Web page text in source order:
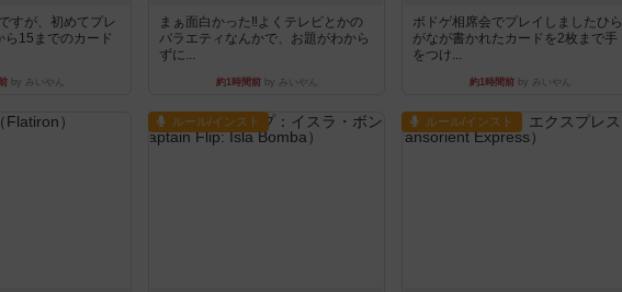
すが、初めてプレ
ら15までのカード
by みいやん
まぁ面白かった‼️よくテレビとかの
バラエティなんかで、お題がわから
ずに...
約1時間前by みいやん
ボドゲ相席会でプレイしましたひら
がなが書かれたカードを2枚まで手
をつけ...
約1時間前by みいやん
ルール/インスト ルール/インスト